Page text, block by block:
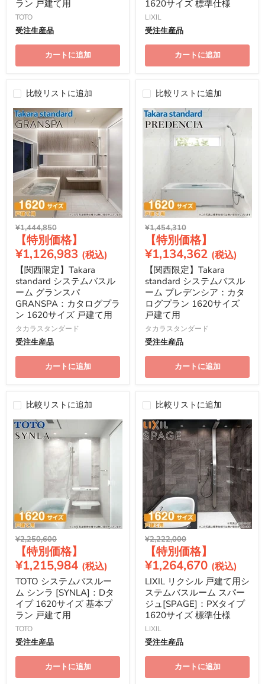
ラン 戸建て用
TOTO
受注生産品
カートに追加
1620サイズ 標準仕様
LIXIL
受注生産品
カートに追加
比較リストに追加
元
価
格
¥1,444,850
在
の
価
¥1,126,983
【関西限定】Takara
standard システムバスル
ーム グランスパ
GRANSPA：カタログプラ
ン 1620サイズ 戸建て用
タカラスタンダード
受注生産品
カートに追加
比較リストに追加
元
価
格
¥1,454,310
在
の
価
格
¥1,134,362
【関西限定】Takara
standard システムバスル
ーム プレデンシア：カタ
ログプラン 1620サイズ
戸建て用
タカラスタンダード
受注生産品
カートに追加
比較リストに追加
元
価
格
¥2,250,600
在
の
価
格
¥1,215,984
TOTO システムバスルー
ム シンラ [SYNLA]：Dタ
イプ 1620サイズ 基本プ
ラン 戸建て用
TOTO
受注生産品
カートに追加
比較リストに追加
元
価
格
¥2,222,000
在
の
価
格
¥1,264,670
LIXIL リクシル 戸建て用シ
ステムバスルーム スパー
ジュ[SPAGE]：PXタイプ
1620サイズ 標準仕様
LIXIL
受注生産品
カートに追加